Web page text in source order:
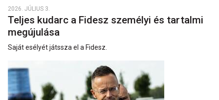
2026. JÚLIUS 3.
Teljes kudarc a Fidesz személyi és tartalmi
megújulása
Saját esélyét játssza el a Fidesz.